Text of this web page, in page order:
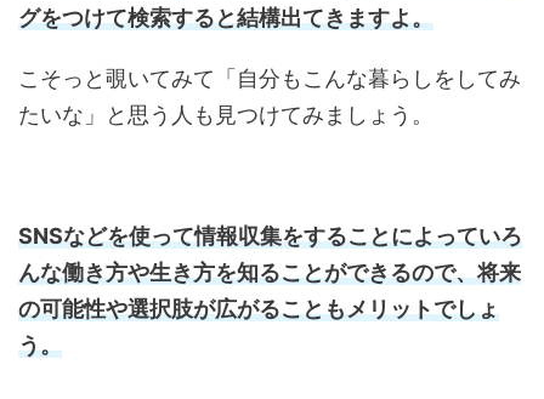
グをつけて検索すると結構出てきますよ。
こそっと覗いてみて「自分もこんな暮らしをしてみ
たいな」と思う人も見つけてみましょう。
SNSなどを使って情報収集をすることによっていろ
んな働き方や生き方を知ることができるので、将来
の可能性や選択肢が広がることもメリットでしょ
う。